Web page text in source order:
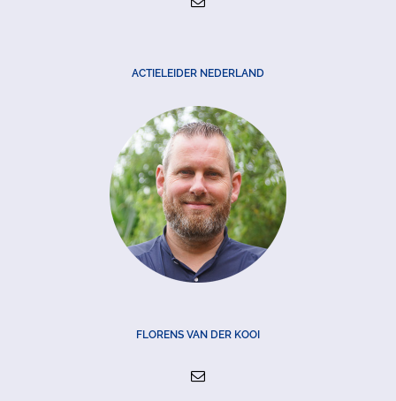
ACTIELEIDER NEDERLAND
FLORENS VAN DER KOOI